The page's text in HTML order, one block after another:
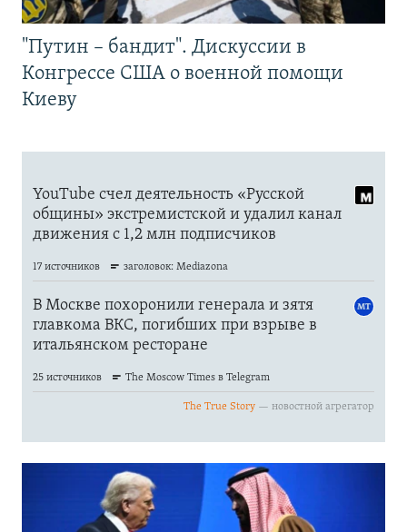
"Путин – бандит". Дискуссии в
Конгрессе США о военной помощи
Киеву